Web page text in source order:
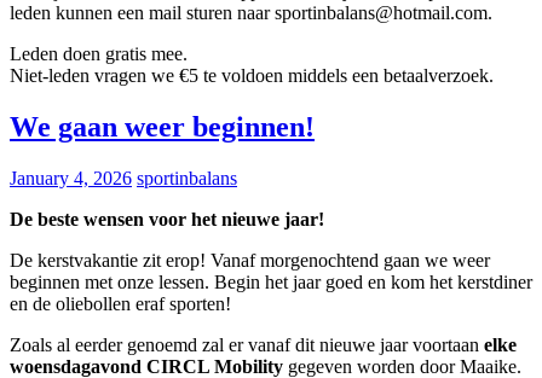
leden kunnen een mail sturen naar sportinbalans@hotmail.com.
Leden doen gratis mee.
Niet-leden vragen we €5 te voldoen middels een betaalverzoek.
We gaan weer beginnen!
January 4, 2026 sportinbalans
De beste wensen voor het nieuwe jaar!
De kerstvakantie zit erop! Vanaf morgenochtend gaan we weer
beginnen met onze lessen. Begin het jaar goed en kom het kerstdiner
en de oliebollen eraf sporten!
Zoals al eerder genoemd zal er vanaf dit nieuwe jaar voortaan elke
woensdagavond CIRCL Mobility gegeven worden door Maaike.